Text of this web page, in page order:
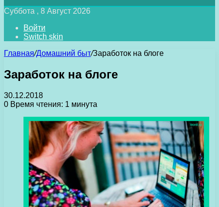
Суббота , 8 Август 2026
Войти
Switch skin
Главная/Домашний быт/Заработок на блоге
Заработок на блоге
30.12.2018
0 Время чтения: 1 минута